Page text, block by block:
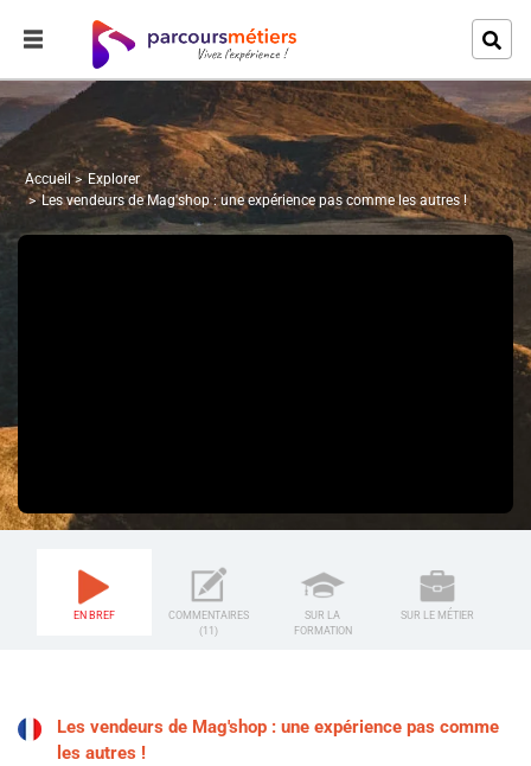
Accueil
Explorer
Les vendeurs de Mag'shop : une expérience pas comme les autres !
EN BREF
COMMENTAIRES
(11)
SUR LA
FORMATION
SUR LE MÉTIER
Les vendeurs de Mag'shop : une expérience pas comme
les autres !